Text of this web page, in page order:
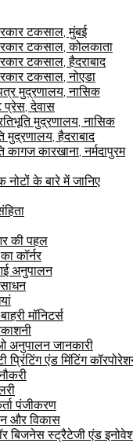
टकसाल, मुंबई
टकसाल, कोलकाता
टकसाल, हैदराबाद
टकसाल, नोएडा
मुद्रणालय, नासिक
प्रेस, देवास
मुद्रणालय, नासिक
मुद्रणालय, हैदराबाद
कागज कारखाना, नर्मदापुरम
के बारे में जानिए
की पहल
कॉर्नर
अनुपालन
मॉनिटर्स
अनुपालन जानकारी
प्रिंटिंग एंड मिंटिंग
पंजीकरण
और विकास
बिजनेस स्ट्रैटेजी एंड